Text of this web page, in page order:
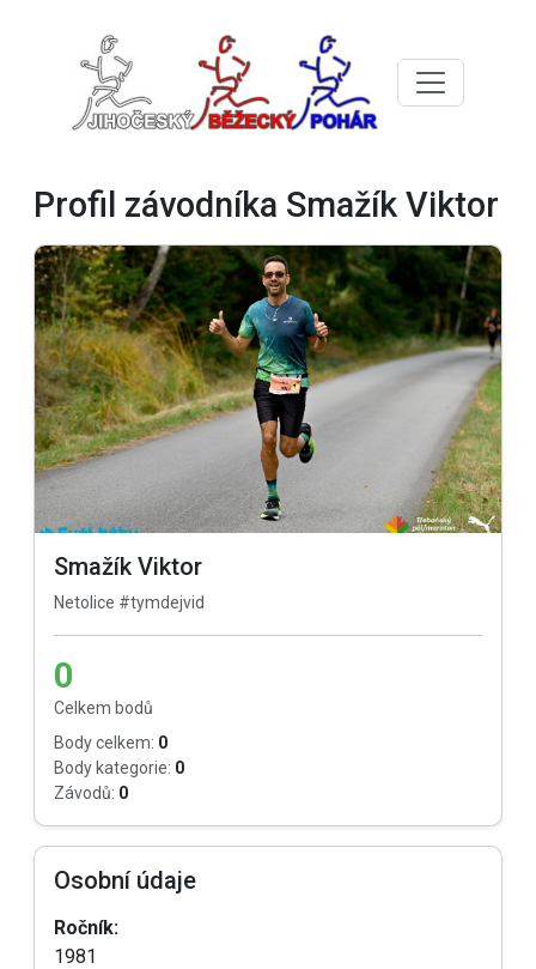
Profil závodníka Smažík Viktor
Smažík Viktor
Netolice #tymdejvid
0
Celkem bodů
Body celkem: 0
Body kategorie: 0
Závodů: 0
Osobní údaje
Ročník:
1981